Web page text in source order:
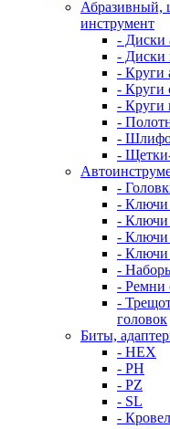
Абразивный,
инструмент
- Диски
- Диски
- Круги
- Круги
- Круги
-
-
-
-
- Ключи
- Ключи
- Ключи
- Ключи
-
- Ремни
-
головок
Биты,
- HEX
- PH
- PZ
- SL
-